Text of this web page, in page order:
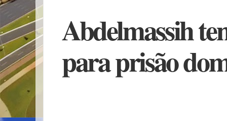
Abdelmassih
para prisão